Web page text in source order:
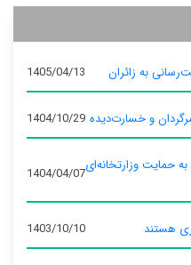
به زائران 1405/04/13
و خسارت‌دیده 1404/10/29
حمایت وزارتخانه‌ای1404/04/07
هستند 1403/10/10